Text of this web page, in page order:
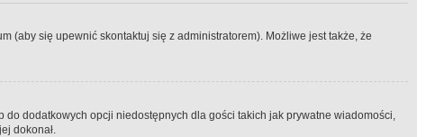
(aby się upewnić skontaktuj się z administratorem). Możliwe jest także, że
dodatkowych opcji niedostępnych dla gości takich jak prywatne wiadomości,
dokonał.